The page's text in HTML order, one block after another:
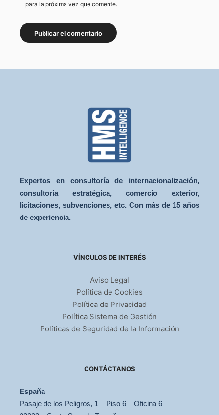
para la próxima vez que comente.
Expertos en consultoría de internacionalización,
consultoría estratégica, comercio exterior,
licitaciones, subvenciones, etc. Con más de 15 años
de experiencia.
VÍNCULOS DE INTERÉS
Aviso Legal
Política de Cookies
Política de Privacidad
Política Sistema de Gestión
Políticas de Seguridad de la Información
CONTÁCTANOS
España
Pasaje de los Peligros, 1 – Piso 6 – Oficina 6